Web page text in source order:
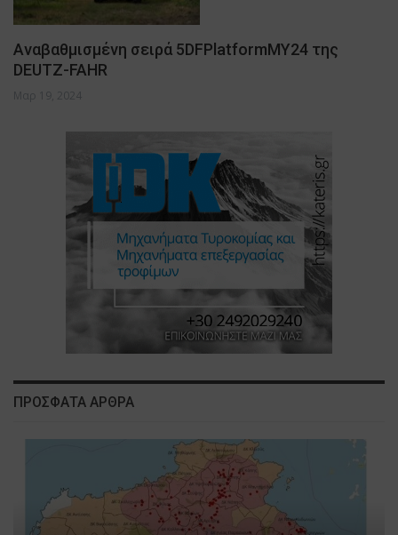
Αναβαθμισμένη σειρά 5DFPlatformMY24 της
DEUTZ-FAHR
Μαρ 19, 2024
ΠΡΟΣΦΑΤΑ ΑΡΘΡΑ